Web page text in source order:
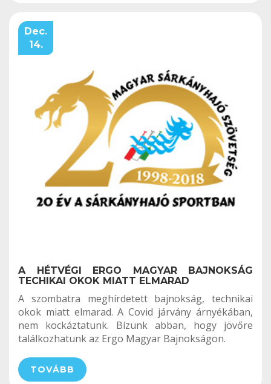
Dec.
14.
A HÉTVÉGI ERGO MAGYAR BAJNOKSÁG
TECHIKAI OKOK MIATT ELMARAD
A szombatra meghírdetett bajnokság, technikai
okok miatt elmarad. A Covid járvány árnyékában,
nem kockáztatunk. Bízunk abban, hogy jövőre
találkozhatunk az Ergo Magyar Bajnokságon.
TOVÁBB